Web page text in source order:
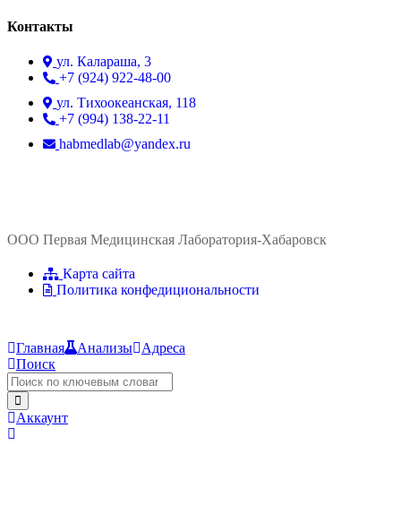
Контакты
ул. ​Калараша, 3
+7 (924) 922-48-00
ул. ​Тихоокеанская, 118
+7 (994) 138-22-11
habmedlab@yandex.ru
ООО Первая Медицинская Лаборатория-Хабаровск
Карта сайта
Политика конфедициональности
Главная Анализы
Адреса
Поиск
Аккаунт